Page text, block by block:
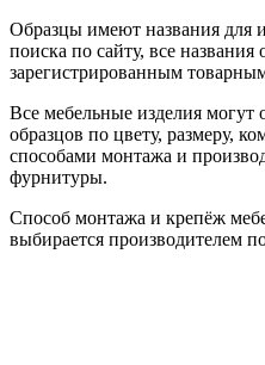
Образцы имеют названия для
поиска по сайту, все названия
зарегистрированным
Все мебельные изделия могут
образцов по цвету, размеру,
способами монтажа и
фурнитуры.
Способ монтажа и крепёж
выбирается производителем